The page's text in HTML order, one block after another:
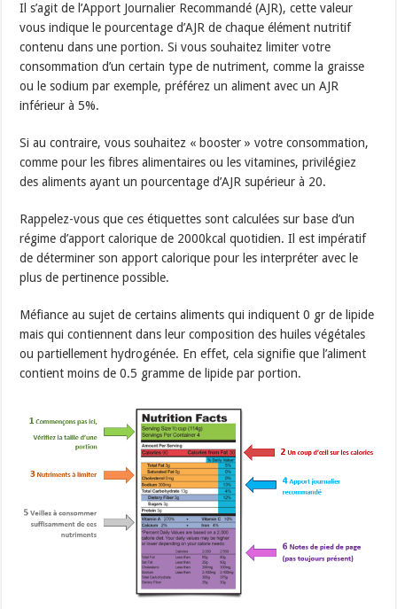
Il s’agit de l’Apport Journalier Recommandé (AJR), cette valeur
vous indique le pourcentage d’AJR de chaque élément nutritif
contenu dans une portion. Si vous souhaitez limiter votre
consommation d’un certain type de nutriment, comme la graisse
ou le sodium par exemple, préférez un aliment avec un AJR
inférieur à 5%.
Si au contraire, vous souhaitez « booster » votre consommation,
comme pour les fibres alimentaires ou les vitamines, privilégiez
des aliments ayant un pourcentage d’AJR supérieur à 20.
Rappelez-vous que ces étiquettes sont calculées sur base d’un
régime d’apport calorique de 2000kcal quotidien. Il est impératif
de déterminer son apport calorique pour les interpréter avec le
plus de pertinence possible.
Méfiance au sujet de certains aliments qui indiquent 0 gr de lipide
mais qui contiennent dans leur composition des huiles végétales
ou partiellement hydrogénée. En effet, cela signifie que l’aliment
contient moins de 0.5 gramme de lipide par portion.